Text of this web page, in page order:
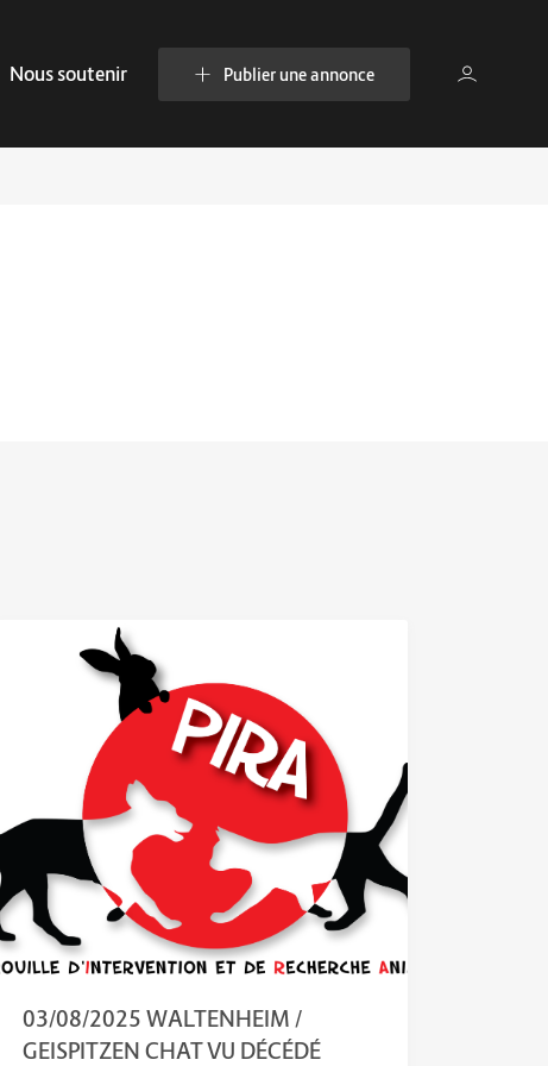
Nous soutenir Publier une annonce
03/08/2025 WALTENHEIM /
GEISPITZEN CHAT VU DÉCÉDÉ